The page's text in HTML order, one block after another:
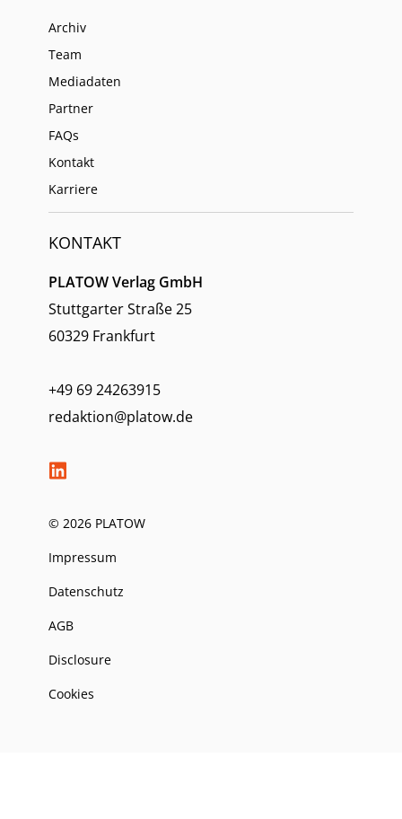
Archiv
Team
Mediadaten
Partner
FAQs
Kontakt
Karriere
KONTAKT
PLATOW Verlag GmbH
Stuttgarter Straße 25
60329 Frankfurt
+49 69 24263915
redaktion@platow.de
© 2026 PLATOW
Impressum
Datenschutz
AGB
Disclosure
Cookies